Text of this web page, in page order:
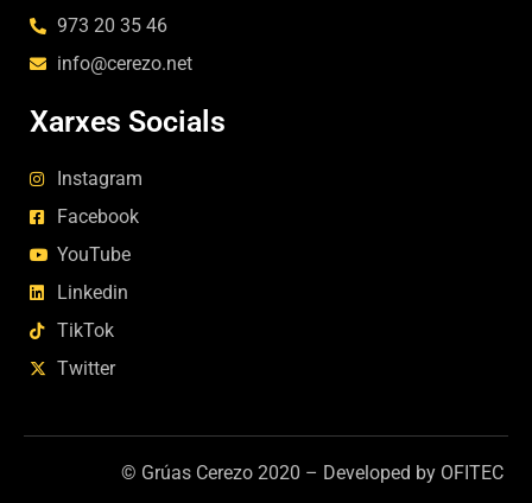
973 20 35 46
info@cerezo.net
Xarxes Socials
Instagram
Facebook
YouTube
Linkedin
TikTok
Twitter
© Grúas Cerezo 2020 – Developed by OFITEC